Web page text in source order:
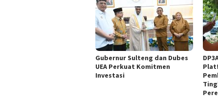
Gubernur Sulteng dan Dubes
UEA Perkuat Komitmen
Investasi